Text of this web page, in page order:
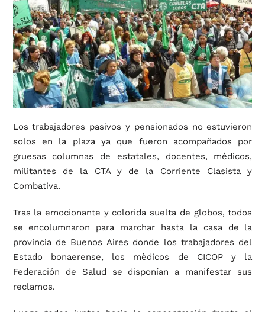
Los trabajadores pasivos y pensionados no estuvieron
solos en la plaza ya que fueron acompañados por
gruesas columnas de estatales, docentes, médicos,
militantes de la CTA y de la Corriente Clasista y
Combativa.
Tras la emocionante y colorida suelta de globos, todos
se encolumnaron para marchar hasta la casa de la
provincia de Buenos Aires donde los trabajadores del
Estado bonaerense, los mèdicos de CICOP y la
Federación de Salud se disponían a manifestar sus
reclamos.